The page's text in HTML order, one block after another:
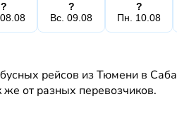
?
?
Вс. 09.08
?
Пн. 10.08
рейсов из Тюмени в
же от разных перевозчиков.